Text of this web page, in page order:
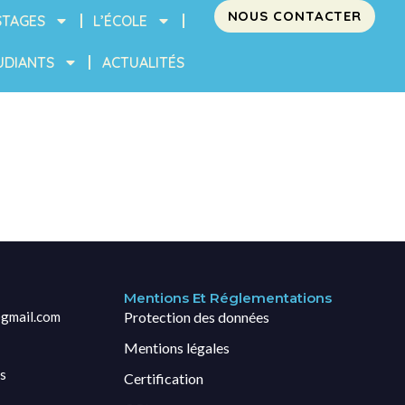
L’ÉCOLE
ACTUALITÉS
NOUS CONTACTER
Mentions Et Réglementations
Protection des données
Mentions légales
Certification